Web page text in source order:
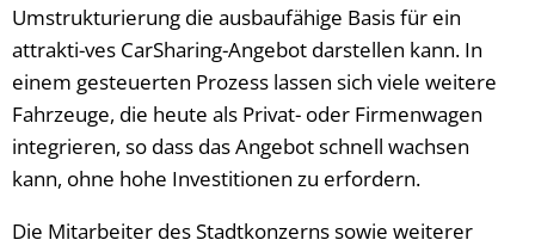
Umstrukturierung die ausbaufähige Basis für ein
attrakti-ves CarSharing-Angebot darstellen kann. In
einem gesteuerten Prozess lassen sich viele weitere
Fahrzeuge, die heute als Privat- oder Firmenwagen
integrieren, so dass das Angebot schnell wachsen
kann, ohne hohe Investitionen zu erfordern.
Die Mitarbeiter des Stadtkonzerns sowie weiterer